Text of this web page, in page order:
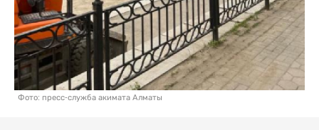
Фото: пресс-служба акимата Алматы